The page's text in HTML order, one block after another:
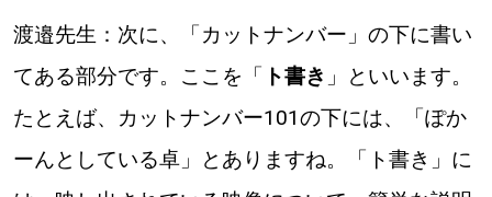
渡邉先生：次に、「カットナンバー」の下に書い
てある部分です。ここを「 ト書き 」といいます。
たとえば、カットナンバー101の下には、「ぽか
ーんとしている卓」とありますね。「ト書き」に